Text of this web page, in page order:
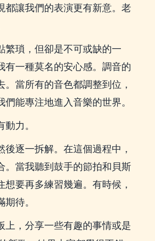
都讓我們的表演更有新意。老
繁瑣，但卻是不可或缺的一
有一種莫名的安心感。調音的
當所有的音色都調整到位，
能專注地進入音樂的世界。
力。
逐一拆解。在這個過程中，
。當我聽到鼓手的節拍和貝斯
要再多練習幾遍。有時候，
待。
上，分享一些有趣的事情或是